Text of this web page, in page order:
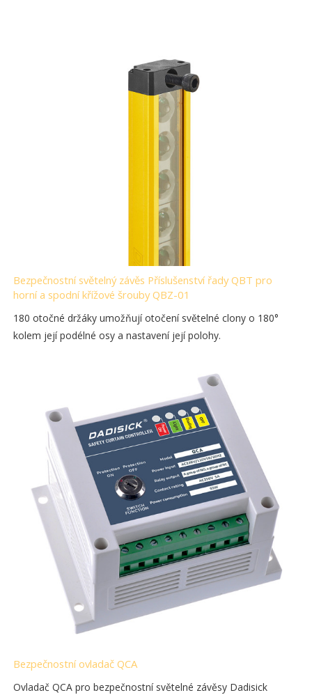
Bezpečnostní světelný závěs Příslušenství řady QBT pro
horní a spodní křížové šrouby QBZ-01
180 otočné držáky umožňují otočení světelné clony o 180°
kolem její podélné osy a nastavení její polohy.
Bezpečnostní ovladač QCA
Ovladač QCA pro bezpečnostní světelné závěsy Dadisick